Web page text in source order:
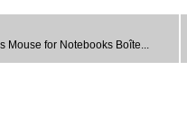
Mouse for Notebooks Boîte...